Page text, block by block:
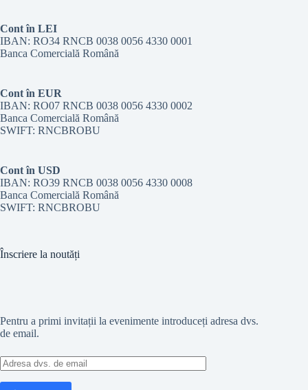
Cont în LEI
IBAN: RO34 RNCB 0038 0056 4330 0001
Banca Comercială Română
Cont în EUR
IBAN: RO07 RNCB 0038 0056 4330 0002
Banca Comercială Română
SWIFT: RNCBROBU
Cont în USD
IBAN: RO39 RNCB 0038 0056 4330 0008
Banca Comercială Română
SWIFT: RNCBROBU
Înscriere la noutăți
Pentru a primi invitații la evenimente introduceți adresa dvs.
de email.